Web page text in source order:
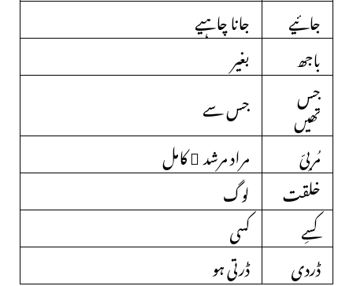
جائیے
جانا چاہیے
باجھ
بغیر
جس
تھیں
جس سے
مُربیّ
مراد مرشد ِ کامل
خلقت
لوگ
کسِے
کسی
ڈردی
ڈرتی ہو